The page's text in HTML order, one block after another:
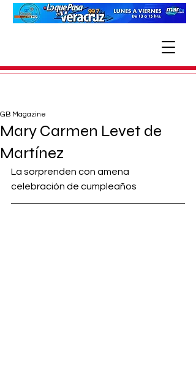
Mary Carmen Levet de
Martínez
GB Magazine
La sorprenden con amena
celebración de cumpleaños